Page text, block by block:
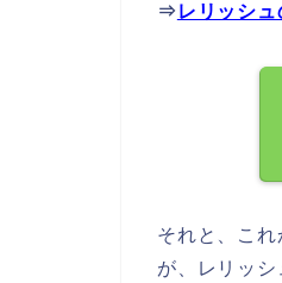
⇒ レリッシ
それと、こ
が、レリッ